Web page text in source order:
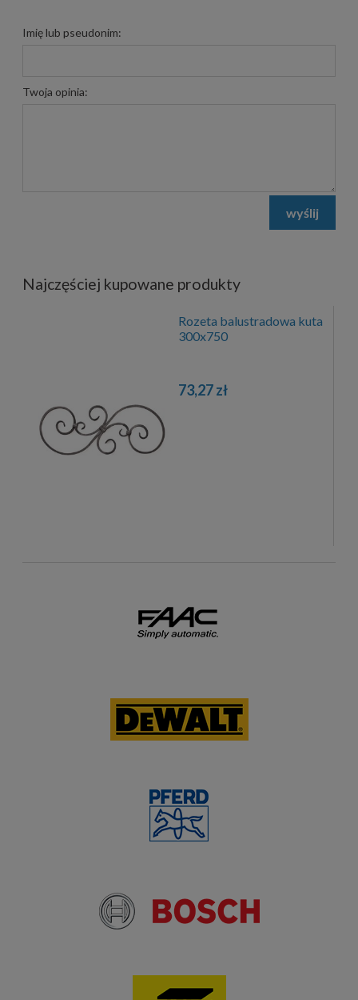
Imię lub pseudonim:
Twoja opinia:
wyślij
Najczęściej kupowane produkty
Rozeta balustradowa kuta
300x750
73,27 zł